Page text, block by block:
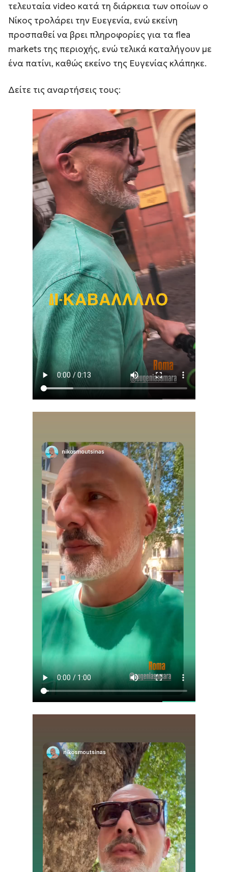
τελευταία video κατά τη διάρκεια των οποίων ο
Νίκος τρολάρει την Ευεγενία, ενώ εκείνη
προσπαθεί να βρει πληροφορίες για τα flea
markets της περιοχής, ενώ τελικά καταλήγουν με
ένα πατίνι, καθώς εκείνο της Ευγενίας κλάπηκε.
Δείτε τις αναρτήσεις τους: